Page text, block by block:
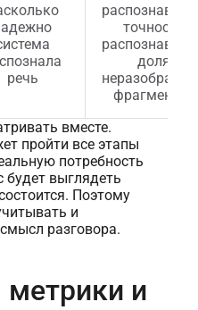
речь
точность
доля
фрагментов
вместе.
пройти все этапы
потребность
будет выглядеть
Поэтому
и
разговора.
и